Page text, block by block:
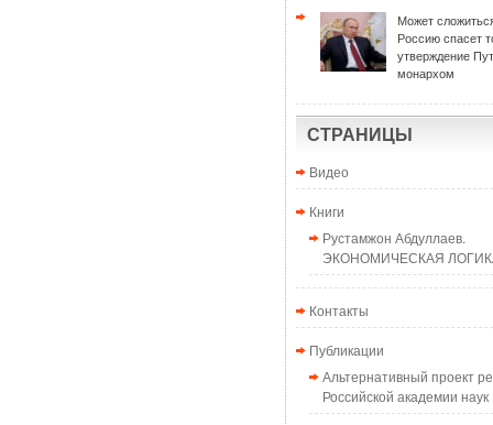
Может
Россию спасет
утверждение
монархом
СТРАНИЦЫ
Видео
Книги
Рустамжон Абдуллаев.
ЭКОНОМИЧЕСКАЯ
Контакты
Публикации
Альтернативный проект
Российской академии наук